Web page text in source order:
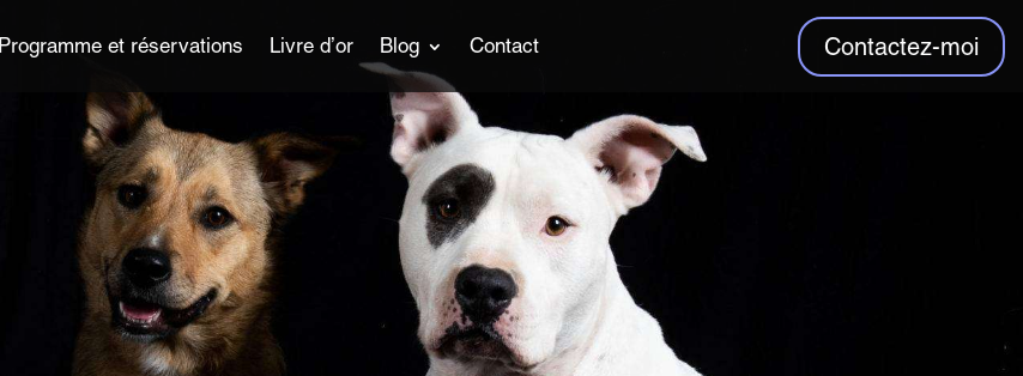
Programme et réservations Livre d’or Blog Contact Contactez-moi